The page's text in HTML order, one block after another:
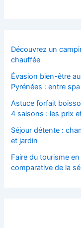
Découvrez un
chauffée
Évasion bien-être
Pyrénées : entre
Astuce forfait
4 saisons : les prix
Séjour détente :
et jardin
Faire du tourisme
comparative de la